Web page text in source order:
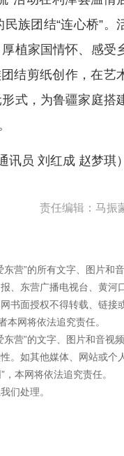
族团结“连心桥”。
植家国情怀、感受
结剪纸创作，在艺
式，为鲁疆家庭搭
。
讯员 刘红成 赵梦琪）
责任编辑：马振
营”的所有文字、图片和音
、东营广播电视台、黄河
书面授权不得转载、链接
本网将依法追究责任。
营”的文字、图片和音视频
。如其他媒体、网站或个
本网将依法追究责任。
们处理。